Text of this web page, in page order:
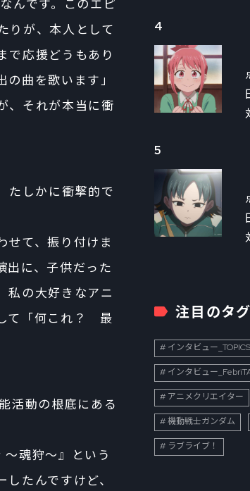
んです。このエピ
りが、本人として
で応援どうもあり
曲を歌います」
、それが本当に衝
たしかに衝撃的で
て、振り付けま
出に、子供だった
私の大好きなアニ
て「何これ？ 最
活動の根底にある
魂狩〜』という
たんですけど、
4
5
注目のタグ
インタビュー_TOPICS
インタビュー
アニメクリエイター
機動戦士ガンダム
ラブライブ！